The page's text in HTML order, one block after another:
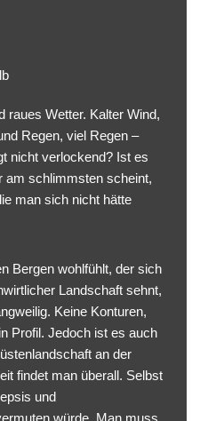
raues Wetter. Kalter Wind,
Regen, viel Regen –
nicht verlockend? Ist es
am schlimmsten scheint,
man sich nicht hätte
Bergen wohlfühlt, der sich
Landschaft sehnt,
Keine Konturen,
Profil. Jedoch ist es auch
an der
findet man überall. Selbst
und
würde. Man muss